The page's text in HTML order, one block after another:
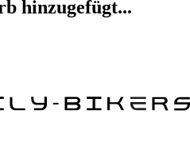
hinzugefügt...